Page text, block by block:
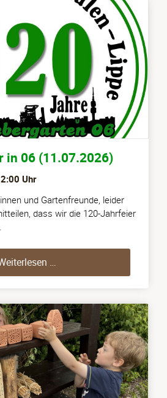
in 06 (11.07.2026)
Uhr
und Gartenfreunde, leider
dass wir die 120-Jahrfeier
…